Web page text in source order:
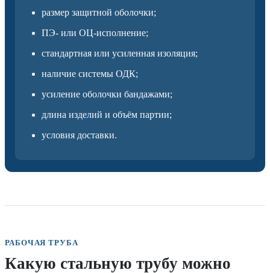
размер защитной оболочки;
ПЭ- или ОЦ-исполнение;
стандартная или усиленная изоляция;
наличие системы ОДК;
усиление оболочки бандажами;
длина изделий и объём партии;
условия доставки.
РАБОЧАЯ ТРУБА
Какую стальную трубу можно